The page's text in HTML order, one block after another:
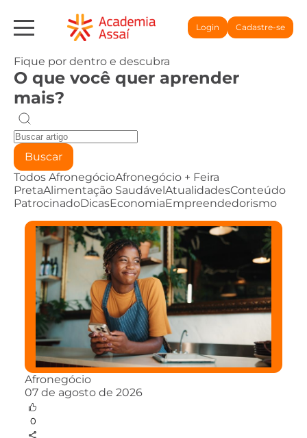
Login Cadastre-se
Fique por dentro e descubra
O que você quer aprender
mais?
Buscar
Todos AfronegócioAfronegócio + Feira
PretaAlimentação SaudávelAtualidadesConteúdo
PatrocinadoDicasEconomiaEmpreendedorismo
Afronegócio
07 de agosto de 2026
0